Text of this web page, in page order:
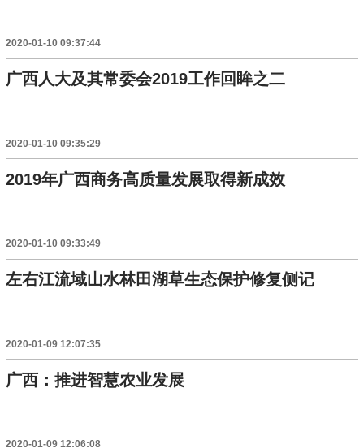
2020-01-10 09:37:44
广西人大及其常委会2019工作回眸之二
2020-01-10 09:35:29
2019年广西商务高质量发展取得新成效
2020-01-10 09:33:49
左右江流域山水林田湖草生态保护修复侧记
2020-01-09 12:07:35
广西：推进智慧农业发展
2020-01-09 12:06:08